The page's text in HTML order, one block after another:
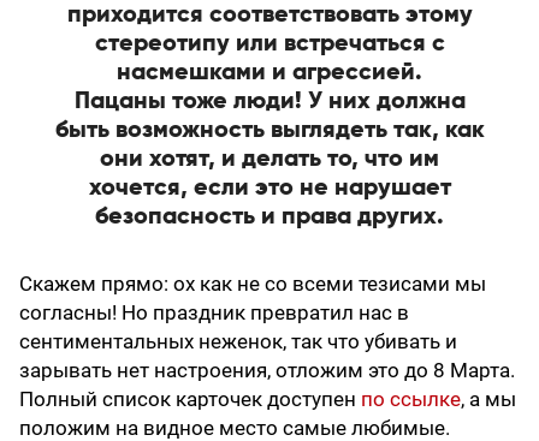
приходится соответствовать этому
стереотипу или встречаться с
насмешками и агрессией.
Пацаны тоже люди! У них должна
быть возможность выглядеть так, как
они хотят, и делать то, что им
хочется, если это не нарушает
безопасность и права других.
Скажем прямо: ох как не со всеми тезисами мы
согласны! Но праздник превратил нас в
сентиментальных неженок, так что убивать и
зарывать нет настроения, отложим это до 8 Марта.
Полный список карточек доступен по ссылке, а мы
положим на видное место самые любимые.